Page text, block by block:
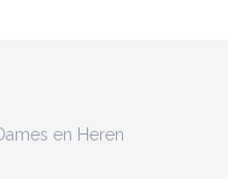
en Heren